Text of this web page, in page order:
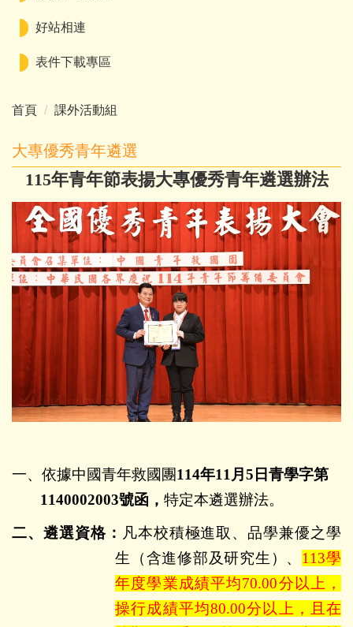
好站相連
表件下載專區
首頁 課外活動組
大專優秀青年遴選
115年青年節表揚大專優秀青年遴選辦法
一、 依據中國青年救國團114年11 月 5 日青學字第
1140002003號函， 特定本遴選辦法。
二、遴選資格： 凡本校積極進取、品學兼優之學
生（含進修部及研究生）、 113學
年度學業成績平均70.00分以上，
操行成績平均80.00分以上，且在